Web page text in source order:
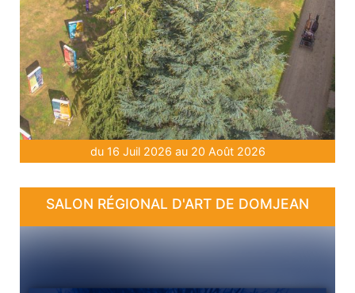
du 16 Juil 2026 au 20 Août 2026
SALON RÉGIONAL D'ART DE DOMJEAN